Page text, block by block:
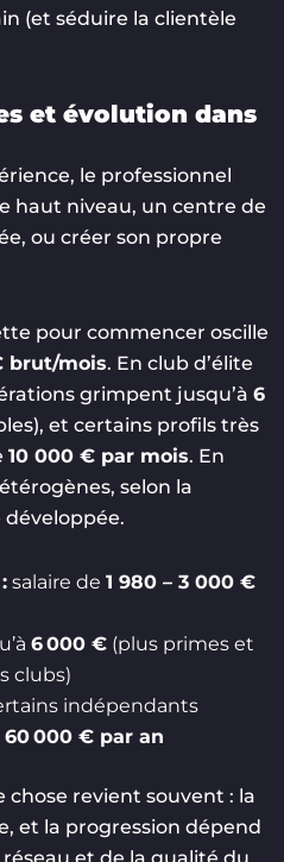
(et séduire la clientèle
et évolution dans
le professionnel
haut niveau, un centre de
ou créer son propre
pour commencer oscille
brut/mois. En club d’élite
grimpent jusqu’à 6
et certains profils très
10 000 € par mois. En
selon la
salaire de 1 980 – 3 000 €
6 000 € (plus primes et
clubs)
indépendants
60 000 € par an
chose revient souvent : la
et la progression dépend